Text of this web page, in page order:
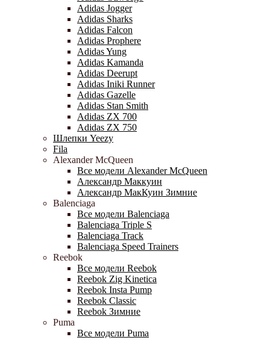
Adidas Jogger
Adidas Sharks
Adidas Falcon
Adidas Prophere
Adidas Yung
Adidas Kamanda
Adidas Deerupt
Adidas Iniki Runner
Adidas Gazelle
Adidas Stan Smith
Adidas ZX 700
Adidas ZX 750
Шлепки Yeezy
Fila
Alexander McQueen
Все модели Alexander McQueen
Александр Маккуин
Александр МакКуин Зимние
Balenciaga
Все модели Balenciaga
Balenciaga Triple S
Balenciaga Track
Balenciaga Speed Trainers
Reebok
Все модели Reebok
Reebok Zig Kinetica
Reebok Insta Pump
Reebok Classic
Reebok Зимние
Puma
Все модели Puma